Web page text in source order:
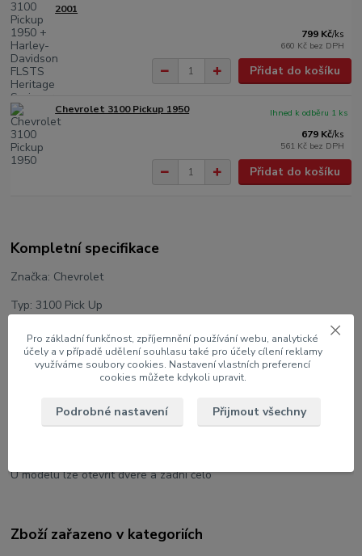
2001
799 Kč/ks
660 Kč bez DPH
Přidat do košíku
Chevrolet 3100 Pickup 1950
679 Kč/ks
561 Kč bez DPH
Ihned k odběru 1 ks
Přidat do košíku
Kompletní specifikace
Značka: Chevrolet
Typ: 3100 Pick Up
Rok: 1950
Výrobce modelu: Maisto
Velikost: 19 cm
U modelu lze otevřít dveře a zadní čelo
Zboží zařazeno v kategoriích
Pro základní funkčnost, zpříjemnění používání webu, analytické
účely a v případě udělení souhlasu také pro účely cílení reklamy
využíváme soubory cookies. Nastavení vlastních preferencí
cookies můžete kdykoli upravit.
Podrobné nastavení Přijmout všechny